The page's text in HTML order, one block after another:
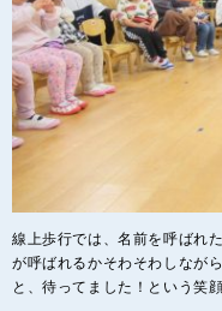
線上歩行では、名前を呼ばれ
が呼ばれるかそわそわしなが
と、待ってました！という笑